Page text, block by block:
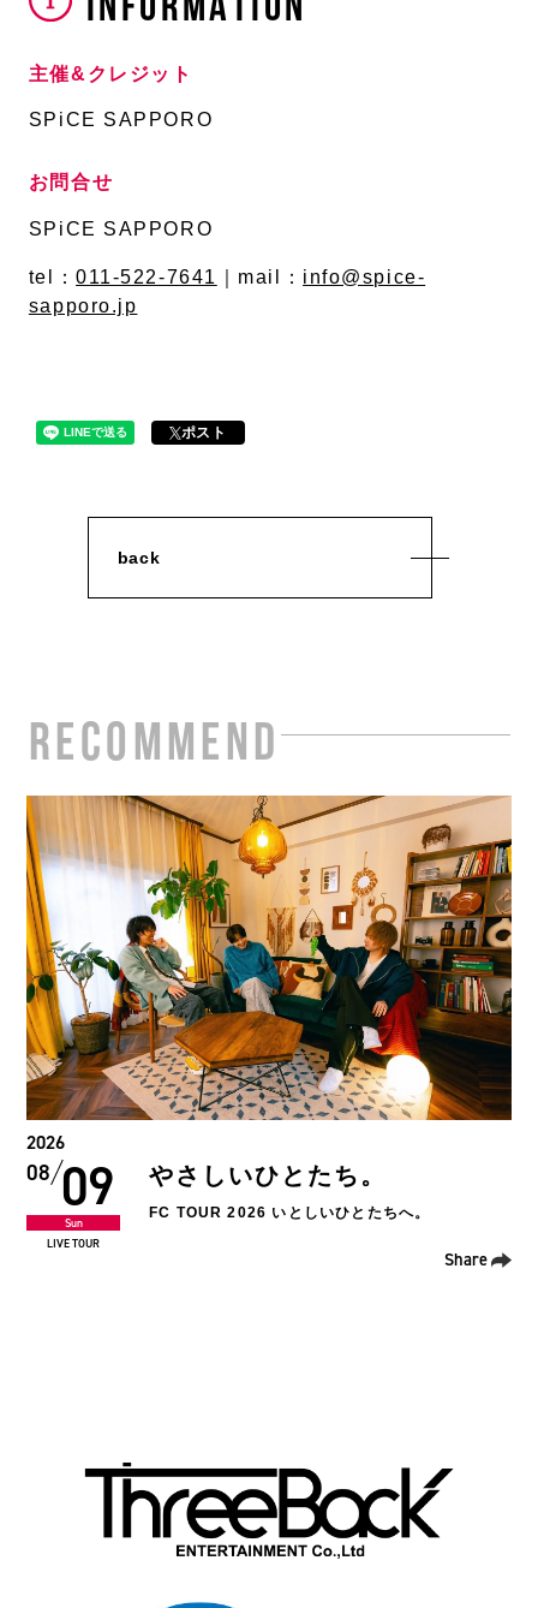
主催&クレジット
SPiCE SAPPORO
お問合せ
SPiCE SAPPORO
tel：011-522-7641 ｜mail： info@spice-
sapporo.jp
ポスト
back
RECOMMEND
2026
08 09
Sun
LIVE TOUR
やさしいひとたち。
FC TOUR 2026 いとしいひとたちへ。
Share